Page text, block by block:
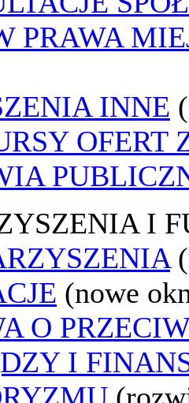
PRAWA
INNE
OFERT
I
(nowe
O
I